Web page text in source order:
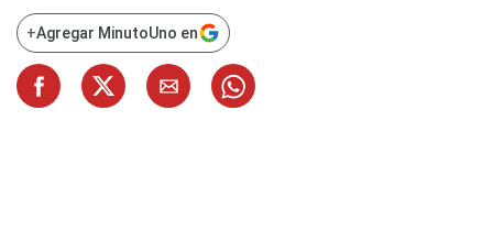
+Agregar MinutoUno en